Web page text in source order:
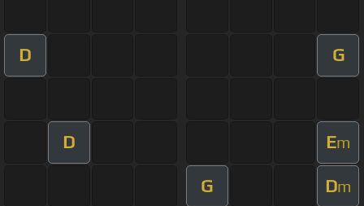
D G
D Em
G Dm